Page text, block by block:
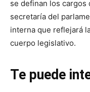
se definan los
secretaría del
interna que reflejará
cuerpo legislativo.
Te puede